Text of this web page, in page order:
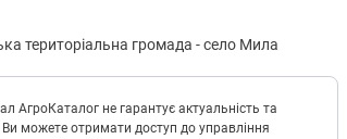
територіальна громада -село Мила
АгроКаталог не гарантує актуальність та
Ви можете отримати доступ до управління